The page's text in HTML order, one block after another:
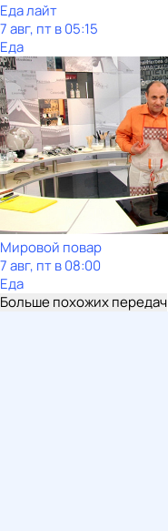
Еда лайт
7 авг, пт в 05:15
Еда
Мировой повар
7 авг, пт в 08:00
Еда
Больше похожих передач